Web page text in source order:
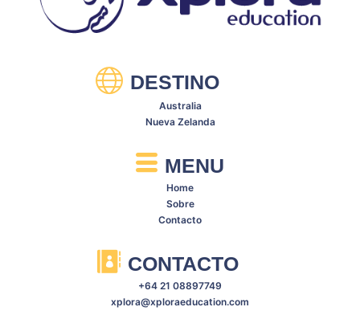
DESTINO
Australia
Nueva Zelanda
MENU
Home
Sobre
Contacto
CONTACTO
+64 21 08897749
xplora@xploraeducation.com